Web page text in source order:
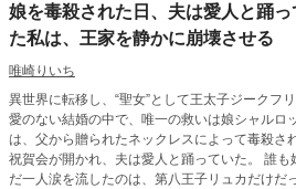
娘を毒殺された日、夫は愛人と踊
た私は、王家を静かに崩壊させる
唯崎りいち
異世界に転移し、“聖女”として王太子ジークフ
愛のない結婚の中で、唯一の救いは娘シャルロットだった。
は、父から贈られたネックレスによって毒殺される。 娘が死んだ日。
祝賀会が開かれ、夫は愛人と踊っていた。 誰も娘の死を悲しまない世界で、た
だ一人涙を流したのは、第八王子リュカだけだった。 やがてフェリ